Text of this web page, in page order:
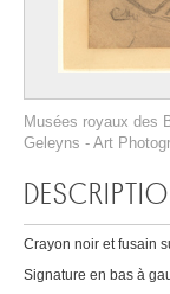
Musées royaux des
Geleyns - Art
Crayon noir et fusain
Signature en bas à